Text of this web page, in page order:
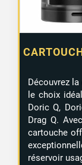
Découvrez la
le choix
Doric Q,
Drag Q.
cartouche
réservoir